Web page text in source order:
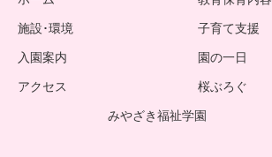
施設･環境 子育て支援
入園案内 園の一日
アクセス 桜ぶろぐ
みやざき福祉学園